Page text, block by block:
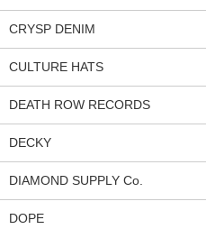
CRYSP DENIM
CULTURE HATS
DEATH ROW RECORDS
DECKY
DIAMOND SUPPLY Co.
DOPE